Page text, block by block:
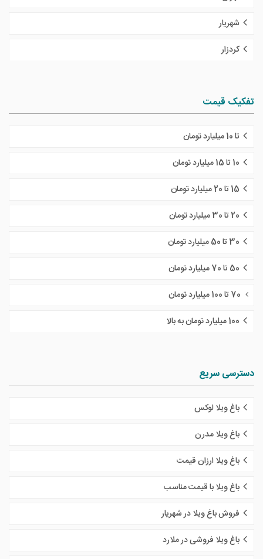
شهریار
کردزار
تفکیک قیمت
تا 10 میلیارد تومان
10 تا 15 میلیارد تومان
15 تا 20 میلیارد تومان
20 تا 30 میلیارد تومان
30 تا 50 میلیارد تومان
50 تا 70 میلیارد تومان
100 میلیارد تومان به بالا
دسترسی سریع
باغ ویلا لوکس
باغ ویلا مدرن
باغ ویلا ارزان قیمت
باغ ویلا با قیمت مناسب
فروش باغ ویلا در شهریار
باغ ویلا فروشی در ملارد